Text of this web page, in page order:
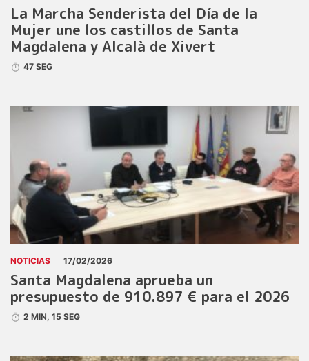
La Marcha Senderista del Día de la
Mujer une los castillos de Santa
Magdalena y Alcalà de Xivert
47 SEG
NOTICIAS 17/02/2026
Santa Magdalena aprueba un
presupuesto de 910.897 € para el 2026
2 MIN, 15 SEG